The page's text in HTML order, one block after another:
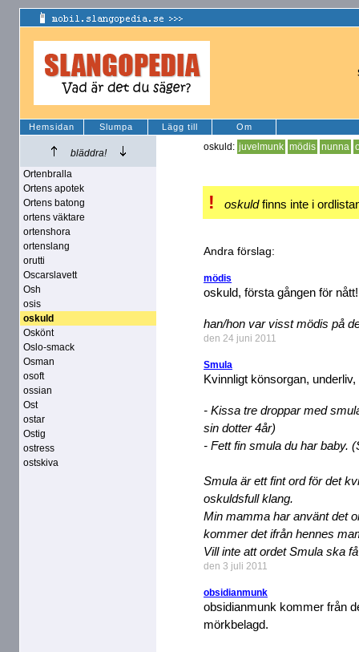
Hemsidan Slumpa Lägg till Om
bläddra!
Ortenbralla
Ortens apotek
Ortens batong
ortens väktare
ortenshora
ortenslang
orutti
Oscarslavett
Osh
osis
oskuld
Oskönt
Oslo-smack
Osman
osoft
ossian
Ost
ostar
Ostig
ostress
ostskiva
oskuld: juvelmunk mödis nunna
! oskuldfinns inte i
Andra förslag:
mödis
oskuld, första gången för
han/hon var visst mödis på
den 24 juni 2011
Smula
Kvinnligt könsorgan,
- Kissa tre droppar med
sin dotter 4år)
- Fett fin smula du har baby.
Smula är ett fint ord för det
oskuldsfull klang.
Min mamma har använt det
kommer det ifrån hennes
Vill inte att ordet Smula ska
den 3 juli 2011
obsidianmunk
obsidianmunk kommer från
mörkbelagd.